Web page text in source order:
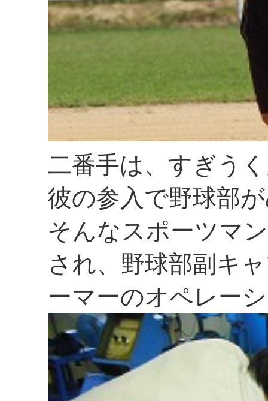
二番手は、すぎう
彼の参入で野球部
そんなスポーツマ
され、野球部副キ
ーマーのオペレー